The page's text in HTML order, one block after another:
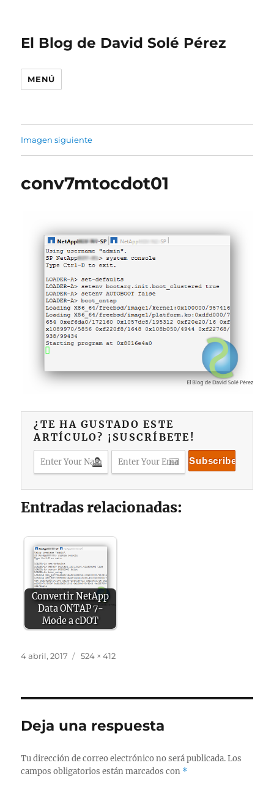
El Blog de David Solé Pérez
MENÚ
Imagen siguiente
conv7mtocdot01
¿TE HA GUSTADO ESTE
ARTÍCULO? ¡SUSCRÍBETE!
Entradas relacionadas:
Convertir NetApp
Data ONTAP 7-
Mode a cDOT
Publicado
4 abril, 2017
Tamaño
524 × 412
Deja una respuesta
Tu dirección de correo electrónico no será publicada. Los
campos obligatorios están marcados con *